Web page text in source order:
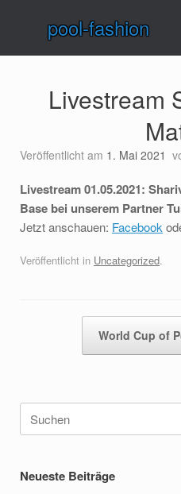
pool-fashion
Livestream
Veröffentlicht am 1. Mai 2021
Livestream 01.05.2021:
Base bei unserem Partner
Jetzt anschauen: Facebook
Veröffentlicht in Uncategorized.
World Cup of
Suchen
nach:
Neueste Beiträge